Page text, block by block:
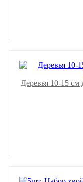
Деревья 10-15 см